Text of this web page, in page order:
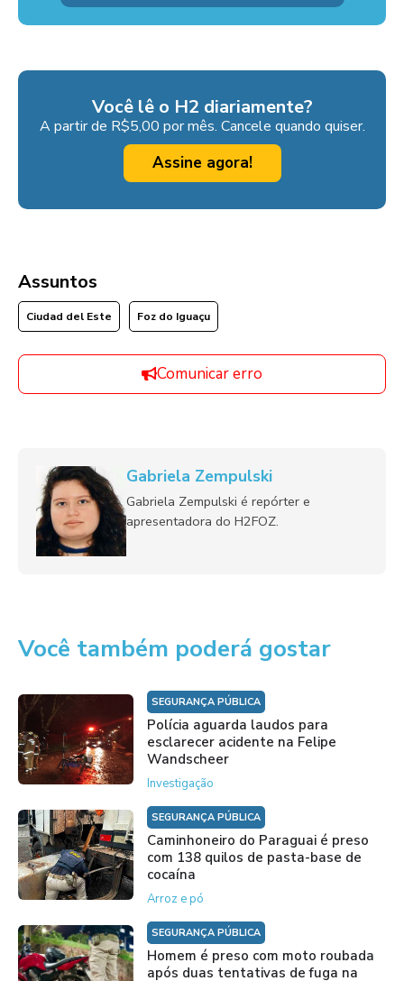
Você lê o H2 diariamente?
A partir de R$5,00 por mês. Cancele quando quiser.
Assine agora!
Assuntos
Ciudad del Este Foz do Iguaçu
Comunicar erro
Gabriela Zempulski
Gabriela Zempulski é repórter e
apresentadora do H2FOZ.
Você também poderá gostar
SEGURANÇA PÚBLICA
Polícia aguarda laudos para
esclarecer acidente na Felipe
Wandscheer
Investigação
SEGURANÇA PÚBLICA
Caminhoneiro do Paraguai é preso
com 138 quilos de pasta-base de
cocaína
Arroz e pó
SEGURANÇA PÚBLICA
Homem é preso com moto roubada
após duas tentativas de fuga na